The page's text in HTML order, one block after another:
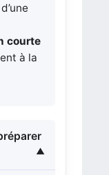
courte
à la